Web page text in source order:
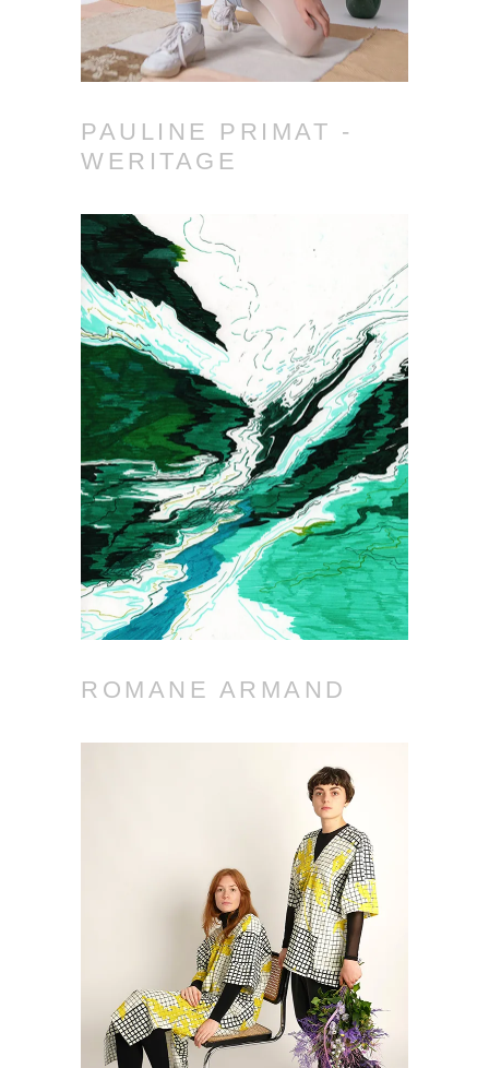
PAULINE PRIMAT -
WERITAGE
ROMANE ARMAND